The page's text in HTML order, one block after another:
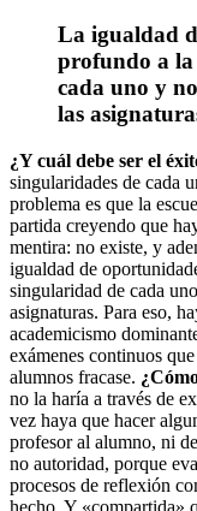
La igualdad
profundo a
cada uno y
las
¿Y cuál debe ser el
singularidades de cada
problema es que la
partida creyendo que
mentira: no existe, y
igualdad de
singularidad de cada
asignaturas. Para eso,
academicismo
exámenes continuos
alumnos fracase.
no la haría a través de
vez haya que hacer
profesor al alumno, ni
no autoridad, porque
procesos de reflexión
hecho. Y «compartida»